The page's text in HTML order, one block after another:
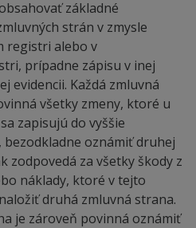
základné
strán v zmysle
registri alebo v
prípadne zápisu v inej
evidencii. Každá zmluvná
všetky zmeny, ktoré u
zapisujú do vyššie
bezodkladne oznámiť druhej
zodpovedá za všetky škody z
náklady, ktoré v tejto
druhá zmluvná strana.
je zároveň povinná oznámiť